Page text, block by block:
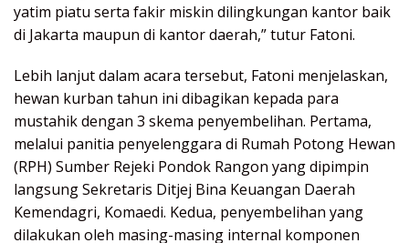
yatim piatu serta fakir miskin dilingkungan kantor baik
di Jakarta maupun di kantor daerah,” tutur Fatoni.
Lebih lanjut dalam acara tersebut, Fatoni menjelaskan,
hewan kurban tahun ini dibagikan kepada para
mustahik dengan 3 skema penyembelihan. Pertama,
melalui panitia penyelenggara di Rumah Potong Hewan
(RPH) Sumber Rejeki Pondok Rangon yang dipimpin
langsung Sekretaris Ditjej Bina Keuangan Daerah
Kemendagri, Komaedi. Kedua, penyembelihan yang
dilakukan oleh masing-masing internal komponen